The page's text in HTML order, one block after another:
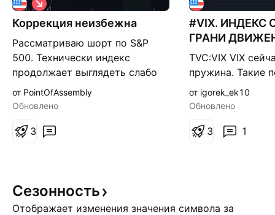
Коррекция неизбежна
Рассматриваю шорт по S&P
500. Технически индекс
продолжает выглядеть слабо
после неудачной попытки
обновить максимумы. При
постепенно становится менее
Востоке поддерживает
высокие цены на нефть, что по
о
р
о
т
а
я
от PointOfAssembly
Обновлено
3
#VIX. ИНДЕКС
ГРАНИ
ОТ 02.05.26
TVC:VIX VIX
пружина. Такие
длятся долго —
всплеску
подтверждении
означает: —
от igorek_ek10
Обновлено
1
3
Сезонность
Отображает изменения значения символа за